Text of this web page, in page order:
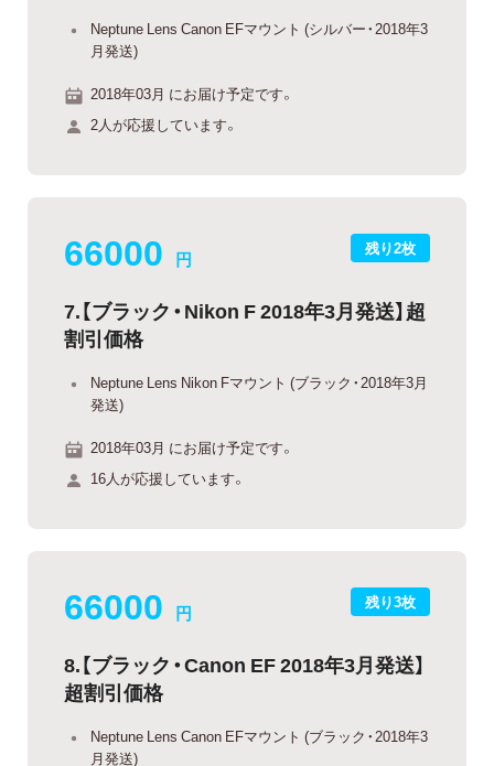
Neptune Lens Canon EFマウント (シルバー・2018年3
月発送)
2018年03月 にお届け予定です。
2人が応援しています。
残り2枚
66000 円
7.【ブラック・Nikon F 2018年3月発送】超
割引価格
Neptune Lens Nikon Fマウント (ブラック・2018年3月
発送)
2018年03月 にお届け予定です。
16人が応援しています。
残り3枚
66000 円
8.【ブラック・Canon EF 2018年3月発送】
超割引価格
Neptune Lens Canon EFマウント (ブラック・2018年3
月発送)